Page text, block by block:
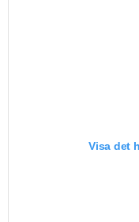
Visa det